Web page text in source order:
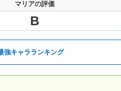
マリアの評価
B
強キャラランキング